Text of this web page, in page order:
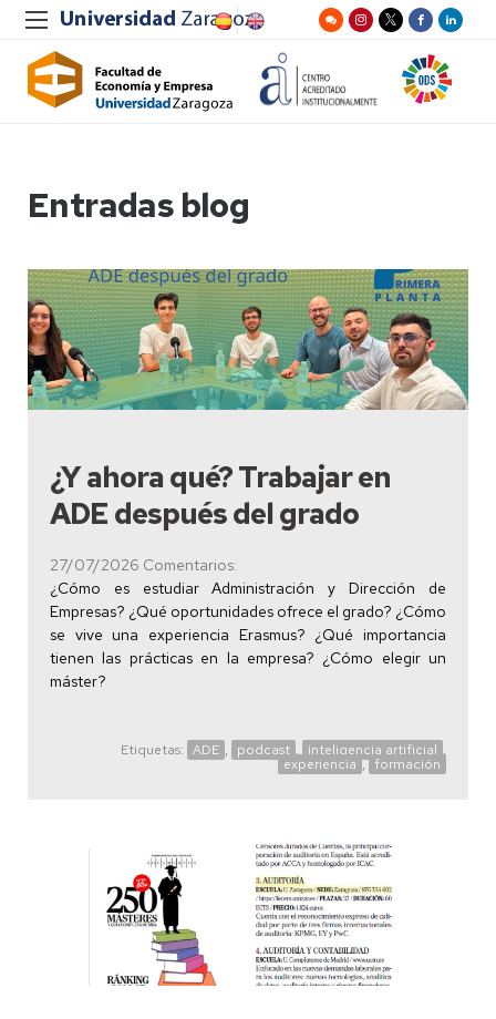
Entradas blog
¿Y ahora qué? Trabajar en
ADE después del grado
27/07/2026 Comentarios:
¿Cómo es estudiar Administración y Dirección de
Empresas? ¿Qué oportunidades ofrece el grado? ¿Cómo
se vive una experiencia Erasmus? ¿Qué importancia
tienen las prácticas en la empresa? ¿Cómo elegir un
máster?
Etiquetas: ADE , podcast , inteligencia artificial ,
experiencia , formación